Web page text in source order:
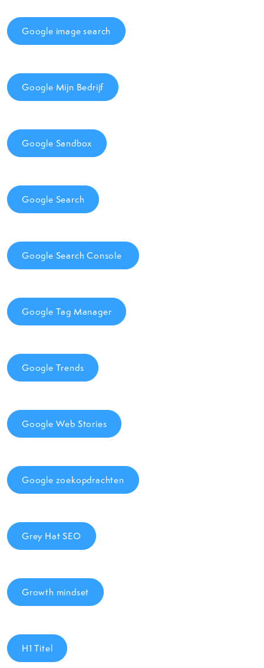
Google image search
Google Mijn Bedrijf
Google Sandbox
Google Search
Google Search Console
Google Tag Manager
Google Trends
Google Web Stories
Google zoekopdrachten
Grey Hat SEO
Growth mindset
H1 Titel